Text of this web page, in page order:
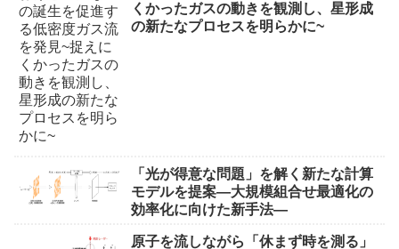
くかったガスの動きを観測し、星形成
の新たなプロセスを明らかに~
「光が得意な問題」を解く新たな計算
モデルを提案―大規模組合せ最適化の
効率化に向けた新手法―
原子を流しながら「休まず時を測る」